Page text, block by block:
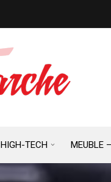
HIGH-TECH MEUBLE